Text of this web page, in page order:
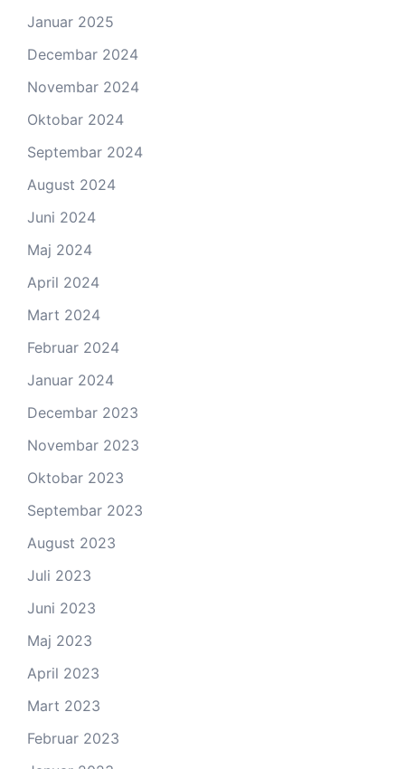
Januar 2025
Decembar 2024
Novembar 2024
Oktobar 2024
Septembar 2024
August 2024
Juni 2024
Maj 2024
April 2024
Mart 2024
Februar 2024
Januar 2024
Decembar 2023
Novembar 2023
Oktobar 2023
Septembar 2023
August 2023
Juli 2023
Juni 2023
Maj 2023
April 2023
Mart 2023
Februar 2023